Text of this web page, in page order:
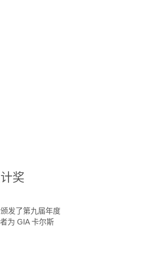
奖
发了第九届年度
为 GIA 卡尔斯